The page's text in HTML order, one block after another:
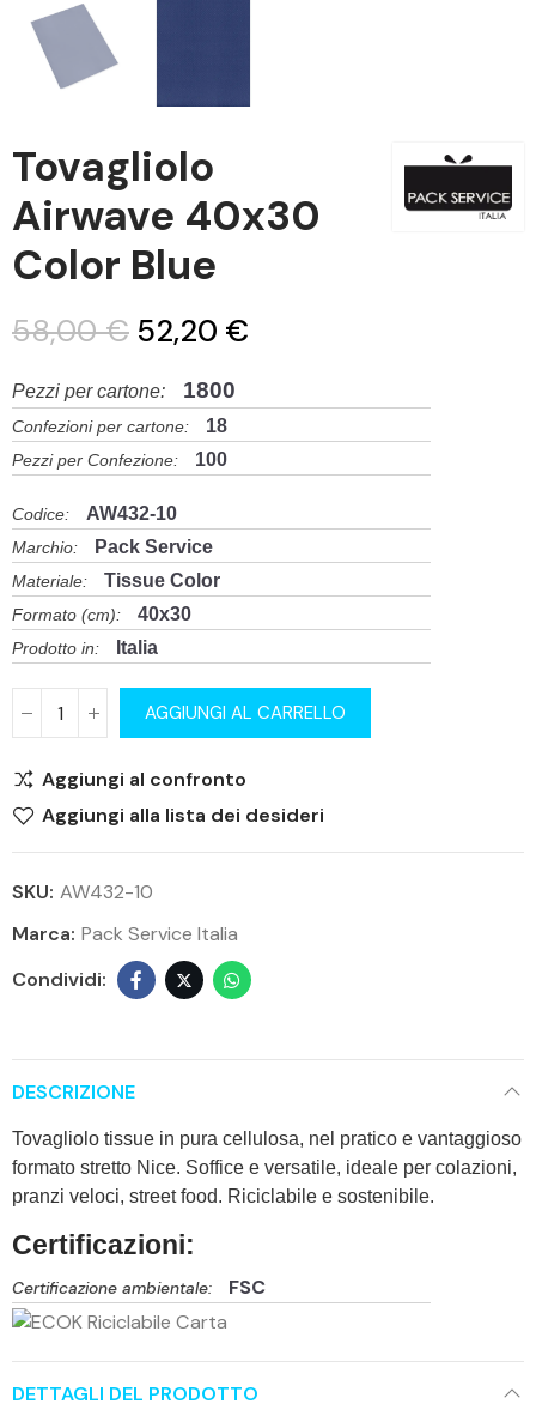
Tovagliolo
Airwave 40x30
Color Blue
58,00 € 52,20 €
Pezzi per cartone: 1800
Confezioni per cartone: 18
Pezzi per Confezione: 100
Codice: AW432-10
Marchio: Pack Service
Materiale: Tissue Color
Formato (cm): 40x30
Prodotto in: Italia
AGGIUNGI AL CARRELLO
Aggiungi al confronto
Aggiungi alla lista dei desideri
SKU: AW432-10
Marca: Pack Service Italia
DESCRIZIONE
Tovagliolo tissue in pura cellulosa, nel pratico e vantaggioso
formato stretto Nice. Soffice e versatile, ideale per colazioni,
pranzi veloci, street food. Riciclabile e sostenibile.
Certificazioni:
Certificazione ambientale: FSC
DETTAGLI DEL PRODOTTO